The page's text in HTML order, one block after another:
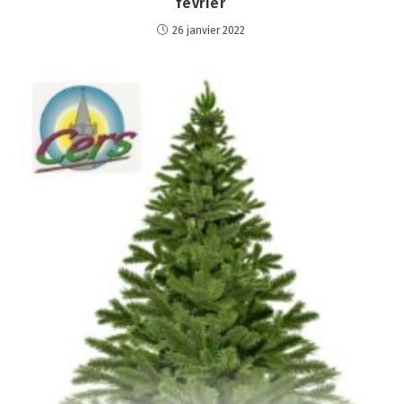
26 janvier 2022